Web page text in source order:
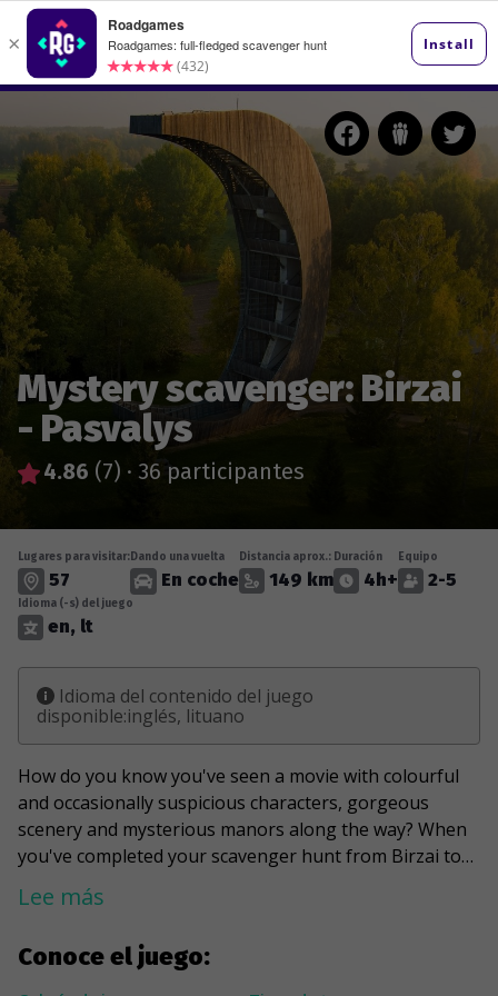
Mystery scavenger: Birzai
- Pasvalys
4.86 (7) · 36 participantes
Conoce el juego:
Lugares para visitar:
57
Dando una vuelta
En coche
Distancia aprox.:
149 km
Duración
4h+
Equipo
2-5
Idioma (-s) del juego
en, lt
Idioma del contenido del juego
disponible:inglés, lituano
How do you know you've seen a movie with colourful
and occasionally suspicious characters, gorgeous
scenery and mysterious manors along the way? When
you've completed your scavenger hunt from Birzai to
Pasvalys! There will be surprises along the way, such as
a lone violinist looking for an audience, numerous
stop by and sample his famous cuisine. But wait until
you see the Kirkilai Observation Tower, one of the
Lee más